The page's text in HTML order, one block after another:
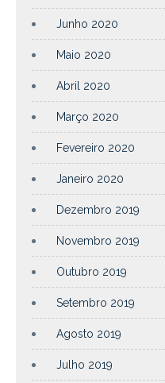
Junho 2020
Maio 2020
Abril 2020
Março 2020
Fevereiro 2020
Janeiro 2020
Dezembro 2019
Novembro 2019
Outubro 2019
Setembro 2019
Agosto 2019
Julho 2019